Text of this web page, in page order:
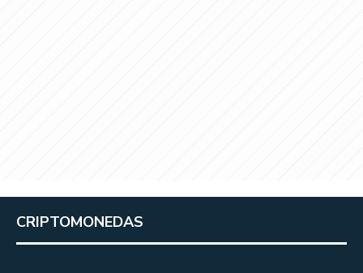
CRIPTOMONEDAS